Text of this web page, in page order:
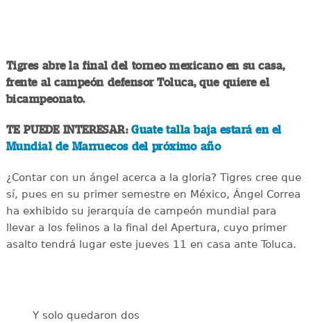
Tigres abre la final del torneo mexicano en su casa,
frente al campeón defensor Toluca, que quiere el
bicampeonato.
TE PUEDE INTERESAR:Guate talla baja estará en el
Mundial de Marruecos del próximo año
¿Contar con un ángel acerca a la gloria? Tigres cree que
sí, pues en su primer semestre en México, Ángel Correa
ha exhibido su jerarquía de campeón mundial para
llevar a los felinos a la final del Apertura, cuyo primer
asalto tendrá lugar este jueves 11 en casa ante Toluca.
Y solo quedaron dos